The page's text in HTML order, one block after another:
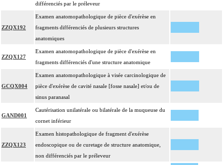
différenciés par le préleveur
ZZQX192
Examen anatomopathologique de pièce d'exérèse en
fragments différenciés de plusieurs structures
anatomiques
ZZQX127
Examen anatomopathologique de pièce d'exérèse en
fragments différenciés d'une structure anatomique
GCQX004
Examen anatomopathologique à visée carcinologique de
pièce d'exérèse de cavité nasale [fosse nasale] et/ou de
sinus paranasal
GAND001
Cautérisation unilatérale ou bilatérale de la muqueuse du
cornet inférieur
ZZQX123
Examen histopathologique de fragment d'exérèse
endoscopique ou de curetage de structure anatomique,
non différenciés par le préleveur